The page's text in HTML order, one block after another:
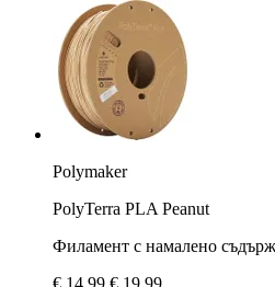
Polymaker
PolyTerra PLA Peanut
Филамент с намалено
€ 14,99 € 19,99